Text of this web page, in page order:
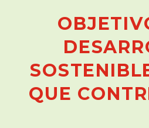
OBJETIV
DESARR
SOSTENIBL
QUE CONTR